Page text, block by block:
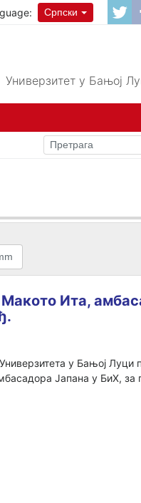
Српски
Универзитет у Бањој
Ита,
у Бањој Луци
Јапана у БиХ, за